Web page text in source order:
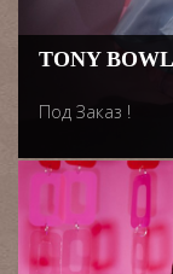
TONY
Под Заказ !